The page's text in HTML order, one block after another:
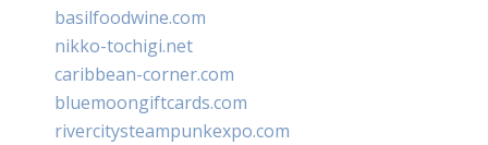
basilfoodwine.com
nikko-tochigi.net
caribbean-corner.com
bluemoongiftcards.com
rivercitysteampunkexpo.com